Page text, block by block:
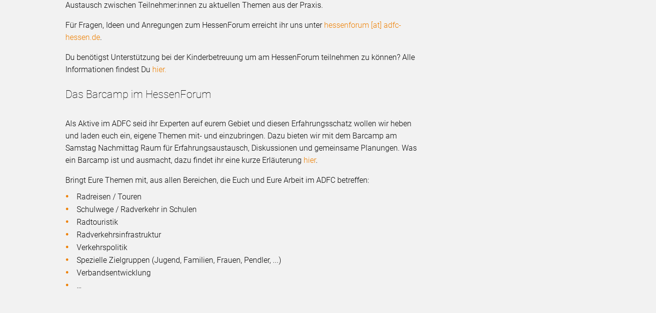
Austausch zwischen Teilnehmer:innen zu aktuellen Themen aus der Praxis.
Für Fragen, Ideen und Anregungen zum HessenForum erreicht ihr uns unter hessenforum [at] adfc-
hessen.de.
Du benötigst Unterstützung bei der Kinderbetreuung um am HessenForum teilnehmen zu können? Alle
Informationen findest Du hier.
Das Barcamp im HessenForum
Als Aktive im ADFC seid ihr Experten auf eurem Gebiet und diesen Erfahrungsschatz wollen wir heben
und laden euch ein, eigene Themen mit- und einzubringen. Dazu bieten wir mit dem Barcamp am
Samstag Nachmittag Raum für Erfahrungsaustausch, Diskussionen und gemeinsame Planungen. Was
ein Barcamp ist und ausmacht, dazu findet ihr eine kurze Erläuterung hier.
Bringt Eure Themen mit, aus allen Bereichen, die Euch und Eure Arbeit im ADFC betreffen:
Radreisen / Touren
Schulwege / Radverkehr in Schulen
Radtouristik
Radverkehrsinfrastruktur
Verkehrspolitik
Spezielle Zielgruppen (Jugend, Familien, Frauen, Pendler, ...)
Verbandsentwicklung
…